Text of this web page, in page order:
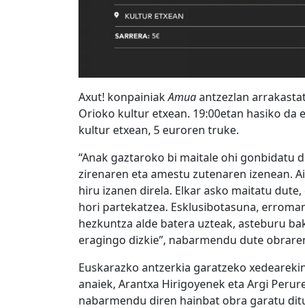
Axut! konpainiakAmuaantzezlan
Orioko kultur etxean. 19:00etan hasiko da
kultur etxean, 5 euroren truke.
“Anak gaztaroko bi maitale ohi gonbidatu
zirenaren eta amestu zutenaren izenean.
hiru izanen direla. Elkar asko maitatu
hori partekatzea. Esklusibotasuna,
hezkuntza alde batera uzteak, asteburu
eragingo dizkie”, nabarmendu dute
Euskarazko antzerkia garatzeko
anaiek, Arantxa Hirigoyenek eta Argi
nabarmendu diren hainbat obra garatu